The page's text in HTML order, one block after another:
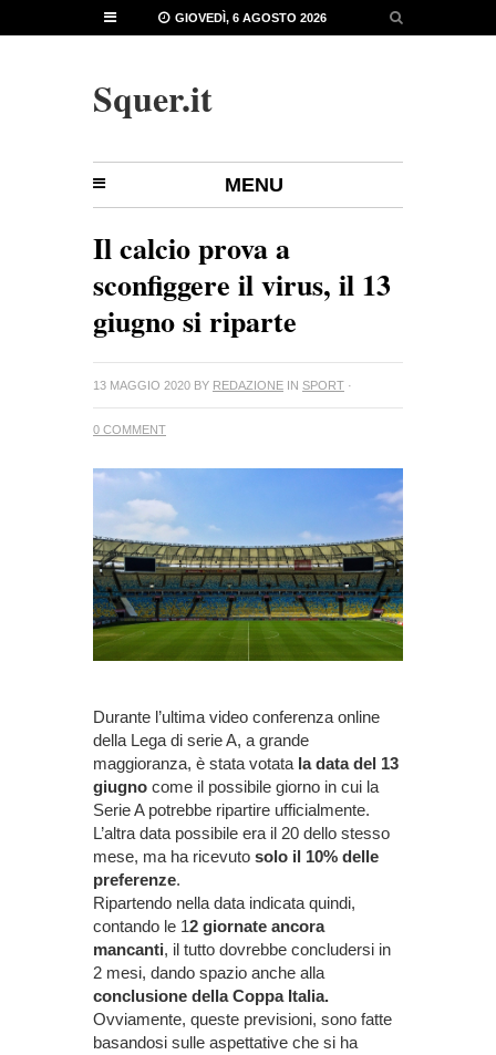
GIOVEDÌ, 6 AGOSTO 2026
Squer.it
MENU
Il calcio prova a
sconfiggere il virus, il 13
giugno si riparte
13 MAGGIO 2020 BY REDAZIONE IN SPORT ·
0 COMMENT
Durante l’ultima video conferenza online
della Lega di serie A, a grande
maggioranza, è stata votata la data del 13
giugno come il possibile giorno in cui la
Serie A potrebbe ripartire ufficialmente.
L’altra data possibile era il 20 dello stesso
mese, ma ha ricevuto solo il 10% delle
preferenze.
Ripartendo nella data indicata quindi,
contando le 12 giornate ancora
mancanti, il tutto dovrebbe concludersi in
2 mesi, dando spazio anche alla
conclusione della Coppa Italia.
Ovviamente, queste previsioni, sono fatte
basandosi sulle aspettative che si ha